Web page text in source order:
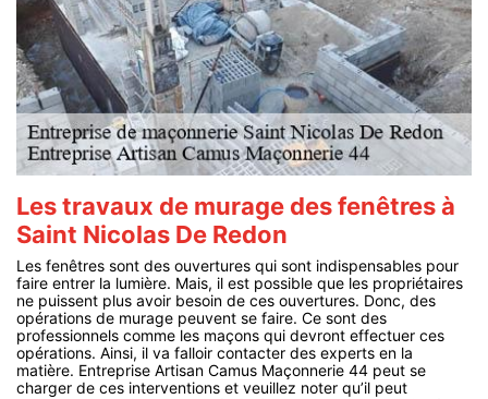
Les travaux de murage des fenêtres à
Saint Nicolas De Redon
Les fenêtres sont des ouvertures qui sont indispensables pour
faire entrer la lumière. Mais, il est possible que les propriétaires
ne puissent plus avoir besoin de ces ouvertures. Donc, des
opérations de murage peuvent se faire. Ce sont des
professionnels comme les maçons qui devront effectuer ces
opérations. Ainsi, il va falloir contacter des experts en la
matière. Entreprise Artisan Camus Maçonnerie 44 peut se
charger de ces interventions et veuillez noter qu’il peut